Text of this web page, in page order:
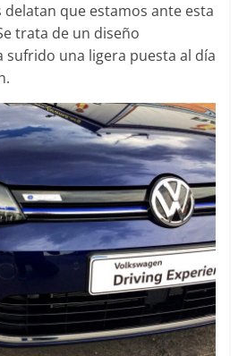
que estamos ante esta
trata de un diseño
sufrido una ligera puesta al día